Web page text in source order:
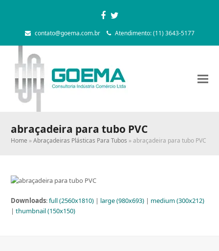
Facebook
Twitter
contato@goema.com.br Atendimento: (11) 3643-5177
abraçadeira para tubo PVC
Home »Abraçadeiras Plásticas Para Tubos »abraçadeira para tubo PVC
Downloads:full (2560x1810) | large (980x693) | medium (300x212)
|thumbnail (150x150)